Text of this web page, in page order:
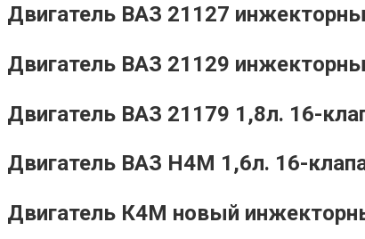
Двигатель ВАЗ 21127
Двигатель ВАЗ 21129
Двигатель ВАЗ 21179 1,8л. 16-
Двигатель ВАЗ H4M 1,6л. 16-
Двигатель К4М новый